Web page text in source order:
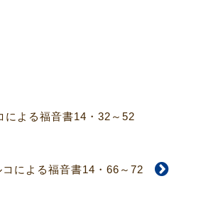
による福音書14・32～52
コによる福音書14・66～72